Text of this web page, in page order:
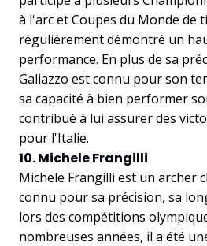
à l'arc et Coupes du Monde de
régulièrement démontré un
performance. En plus de sa
Galiazzo est connu pour son
sa capacité à bien performer
contribué à lui assurer des
pour l'Italie.
10. Michele Frangilli
Michele Frangilli est un archer
connu pour sa précision, sa
lors des compétitions
nombreuses années, il a été